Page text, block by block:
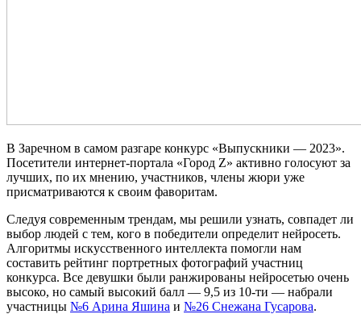
В Заречном в самом разгаре конкурс «Выпускники — 2023».
Посетители интернет-портала «Город Z» активно голосуют за
лучших, по их мнению, участников, члены жюри уже
присматриваются к своим фаворитам.
Следуя современным трендам, мы решили узнать, совпадет ли
выбор людей с тем, кого в победители определит нейросеть.
Алгоритмы искусственного интеллекта помогли нам
составить рейтинг портретных фотографий участниц
конкурса. Все девушки были ранжированы нейросетью очень
высоко, но самый высокий балл — 9,5 из 10-ти — набрали
участницы №6 Арина Яшина и №26 Снежана Гусарова.